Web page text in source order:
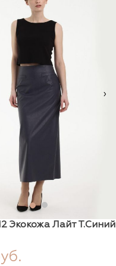
›
Экокожа Лайт Т.синий